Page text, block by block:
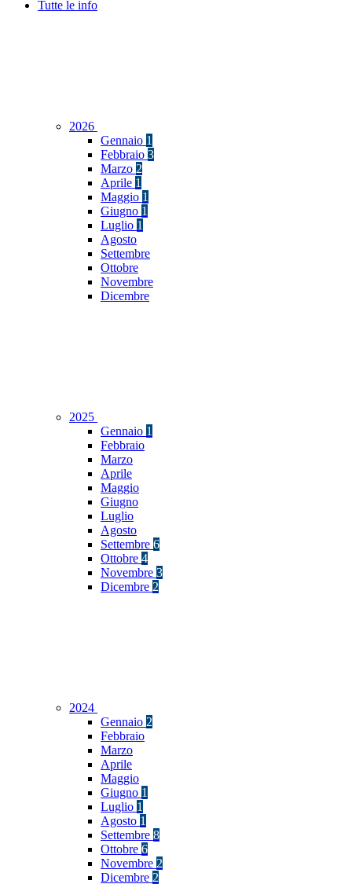
Tutte le info
2026
Gennaio 1
Febbraio 3
Marzo 2
Aprile 1
Maggio 1
Giugno 1
Luglio 1
Agosto
Settembre
Ottobre
Novembre
Dicembre
2025
Gennaio 1
Febbraio
Marzo
Aprile
Maggio
Giugno
Luglio
Agosto
Settembre 6
Ottobre 4
Novembre 3
Dicembre 2
2024
Gennaio 2
Febbraio
Marzo
Aprile
Maggio
Giugno 1
Luglio 1
Agosto 1
Settembre 8
Ottobre 6
Novembre 2
Dicembre 2